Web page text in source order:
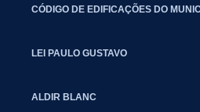
CÓDIGO DE EDIFICAÇÕES DO
LEI PAULO GUSTAVO
ALDIR BLANC